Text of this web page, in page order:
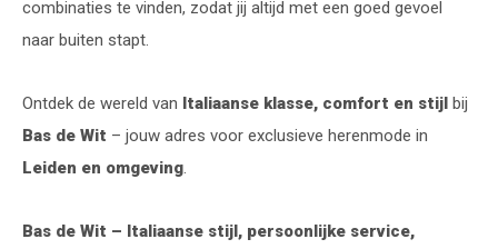
combinaties te vinden, zodat jij altijd met een goed gevoel
naar buiten stapt.
Ontdek de wereld van Italiaanse klasse, comfort en stijl bij
Bas de Wit – jouw adres voor exclusieve herenmode in
Leiden en omgeving.
Bas de Wit – Italiaanse stijl, persoonlijke service,